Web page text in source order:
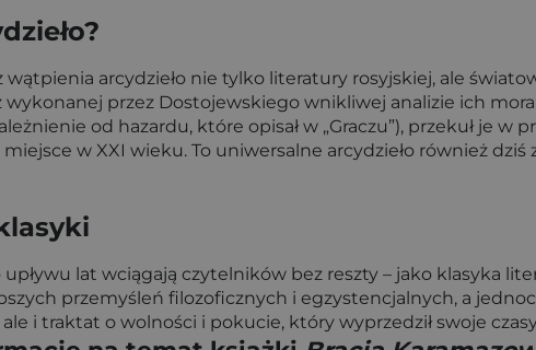
wątpienia arcydzieło nie tylko literatury rosyjskiej, ale
przez Dostojewskiego wnikliwej analizie ich
od hazardu, które opisał w „Graczu”), przekuł je
w XXI wieku. To uniwersalne arcydzieło również
upływu lat wciągają czytelników bez reszty – jako klasyka
przemyśleń filozoficznych i egzystencjalnych, a
i traktat o wolności i pokucie, który wyprzedził swoje